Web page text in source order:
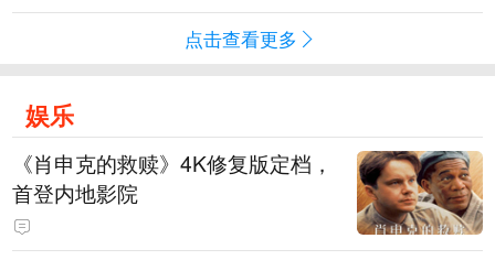
点击查看更多
娱乐
《肖申克的救赎》4K修复版定档，
首登内地影院